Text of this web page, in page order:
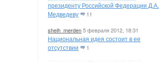
президенту Российской Федерации Д.А.
Медведеву
11
sheih_merden5 февраля 2012, 18:31
Национальная идея состоит в ее
отсутствии
1